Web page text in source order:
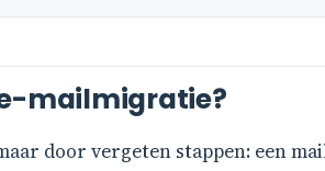
mailmigratie?
door vergeten stappen: een